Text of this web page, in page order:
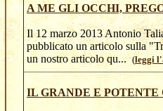
A ME GLI OCCHI,
Il 12 marzo 2013 Antonio
pubblicato un articolo sulla
un nostro articolo qu...(leggi
IL GRANDE E POTENTE